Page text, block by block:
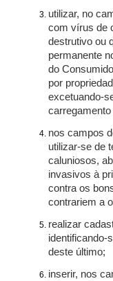
utilizar, no
com vírus de
destrutivo ou
permanente
do
por
excetuando-
nos campos
utilizar-se de
caluniosos,
invasivos à
contra os
contrariem a
realizar
identificando-
deste último;
inserir, nos